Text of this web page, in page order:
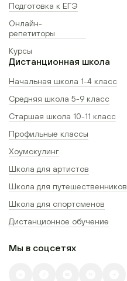
Подготовка к ЕГЭ
Онлайн-
репетиторы
Курсы
Дистанционная школа
Начальная школа 1-4 класс
Средняя школа 5-9 класс
Старшая школа 10-11 класс
Профильные классы
Хоумскулинг
Школа для артистов
Школа для путешественников
Школа для спортсменов
Дистанционное обучение
Мы в соцсетях